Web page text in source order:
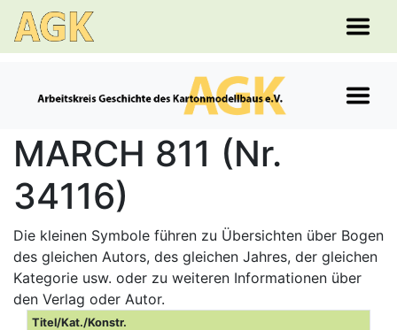
MARCH 811 (Nr.
34116)
Die kleinen Symbole führen zu Übersichten über Bogen
des gleichen Autors, des gleichen Jahres, der gleichen
Kategorie usw. oder zu weiteren Informationen über
den Verlag oder Autor.
Titel/Kat./Konstr.